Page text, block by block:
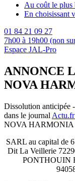
Au coût le plus
En choisissant
01 84 21 09 27
7h00 à 19h00 (non
Espace JAL-Pro
ANNONCE
NOVA
Dissolution anticipée
dans le journal
NOVA HARMONIA
SARL au capital de
Dit La Veillerie
PONTHOUIN